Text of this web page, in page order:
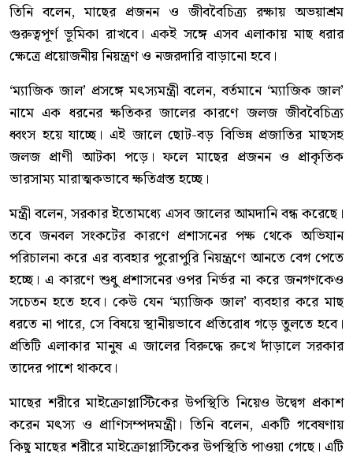
তিনি বলেন, মাছের প্রজনন ও জীববৈচিত্র্য রক্ষায় অভয়াশ্রম
গুরুত্বপূর্ণ ভূমিকা রাখবে। একই সঙ্গে এসব এলাকায় মাছ ধরার
ক্ষেত্রে প্রয়োজনীয় নিয়ন্ত্রণ ও নজরদারি বাড়ানো হবে।
‘ম্যাজিক জাল’ প্রসঙ্গে মৎস্যমন্ত্রী বলেন, বর্তমানে ‘ম্যাজিক জাল’
নামে এক ধরনের ক্ষতিকর জালের কারণে জলজ জীববৈচিত্র্য
ধ্বংস হয়ে যাচ্ছে। এই জালে ছোট-বড় বিভিন্ন প্রজাতির মাছসহ
জলজ প্রাণী আটকা পড়ে। ফলে মাছের প্রজনন ও প্রাকৃতিক
ভারসাম্য মারাত্মকভাবে ক্ষতিগ্রস্ত হচ্ছে।
মন্ত্রী বলেন, সরকার ইতোমধ্যে এসব জালের আমদানি বন্ধ করেছে।
তবে জনবল সংকটের কারণে প্রশাসনের পক্ষ থেকে অভিযান
পরিচালনা করে এর ব্যবহার পুরোপুরি নিয়ন্ত্রণে আনতে বেগ পেতে
হচ্ছে। এ কারণে শুধু প্রশাসনের ওপর নির্ভর না করে জনগণকেও
সচেতন হতে হবে। কেউ যেন ‘ম্যাজিক জাল’ ব্যবহার করে মাছ
ধরতে না পারে, সে বিষয়ে স্থানীয়ভাবে প্রতিরোধ গড়ে তুলতে হবে।
প্রতিটি এলাকার মানুষ এ জালের বিরুদ্ধে রুখে দাঁড়ালে সরকার
তাদের পাশে থাকবে।
মাছের শরীরে মাইক্রোপ্লাস্টিকের উপস্থিতি নিয়েও উদ্বেগ প্রকাশ
করেন মৎস্য ও প্রাণিসম্পদমন্ত্রী। তিনি বলেন, একটি গবেষণায়
কিছু মাছের শরীরে মাইক্রোপ্লাস্টিকের উপস্থিতি পাওয়া গেছে। এটি